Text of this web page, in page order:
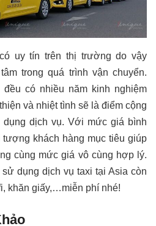
uy tín trên thị trường do vậy
trong quá trình vận chuyển.
có nhiều năm kinh nghiệm
và nhiệt tình sẽ là điểm cộng
dịch vụ. Với mức giá bình
khách hàng mục tiêu giúp
cùng mức giá vô cùng hợp lý.
dụng dịch vụ taxi tại Asia còn
khăn giấy,…miễn phí nhé!